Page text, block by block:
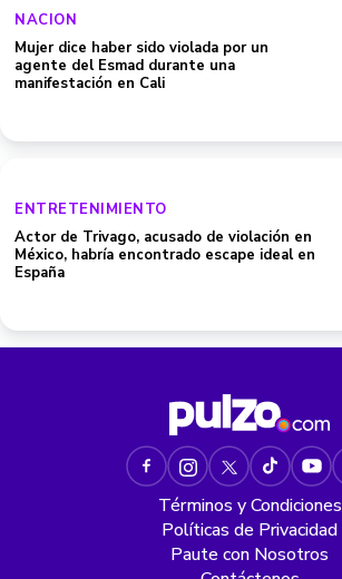
NACION
Mujer dice haber sido violada por un
agente del Esmad durante una
manifestación en Cali
ENTRETENIMIENTO
Actor de Trivago, acusado de violación en
México, habría encontrado escape ideal en
España
Términos y Condiciones
Políticas de Privacidad
Paute con Nosotros